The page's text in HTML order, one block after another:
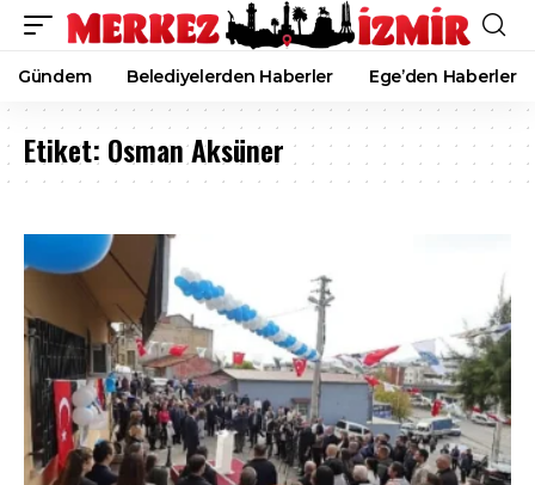
Gündem Belediyelerden Haberler Ege’den Haberler
Etiket: Osman Aksüner